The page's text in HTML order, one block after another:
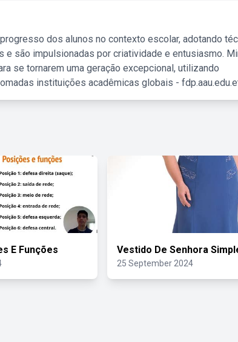
dos alunos no contexto escolar, adotando
são impulsionadas por criatividade e entusiasmo.
se tornarem uma geração excepcional, utilizando
instituições acadêmicas globais -
E Funções Vestido De Senhora
25 September 2024